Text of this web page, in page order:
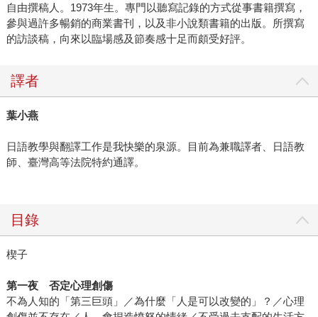
自由撰稿人。1973年生。專門以聽寫記錄的方式從事書籍撰寫，
參與過許多暢銷的商業書刊，以及非小說類書籍的出版。所撰寫
的訪談稿，向來以臨場感及節奏感十足而頗受好評。
譯者
葉小燕
日語教學與翻譯工作是我快樂的泉源。目前為兼職譯者、日語教
師、臺灣高等法院特約通譯。
目錄
楔子
第一夜 否定心理創傷
不為人知的「第三巨頭」／為什麼「人是可以改變的」？／心理